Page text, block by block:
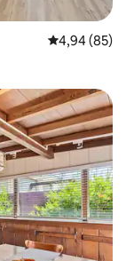
Évaluation
4,94 (85)